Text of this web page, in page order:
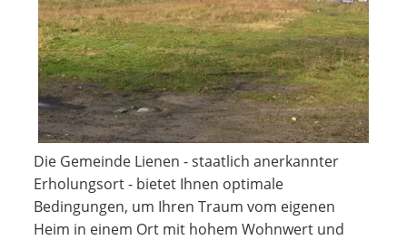
Die Gemeinde Lienen - staatlich anerkannter
Erholungsort - bietet Ihnen optimale
Bedingungen, um Ihren Traum vom eigenen
Heim in einem Ort mit hohem Wohnwert und